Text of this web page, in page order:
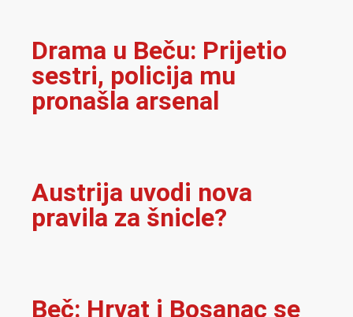
Drama u Beču: Prijetio
sestri, policija mu
pronašla arsenal
Austrija uvodi nova
pravila za šnicle?
Beč: Hrvat i Bosanac se